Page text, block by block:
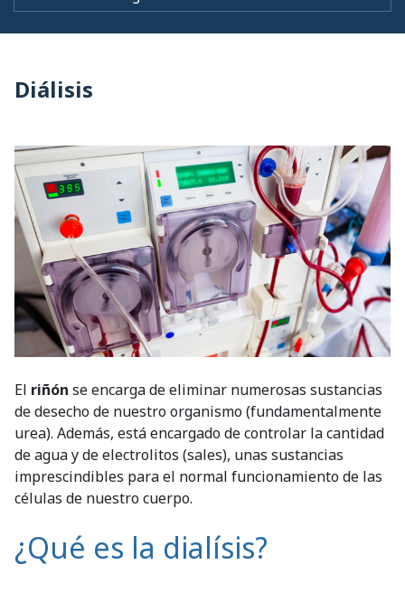
Diálisis
El riñón se encarga de eliminar numerosas sustancias
de desecho de nuestro organismo (fundamentalmente
urea). Además, está encargado de controlar la cantidad
de agua y de electrolitos (sales), unas sustancias
imprescindibles para el normal funcionamiento de las
células de nuestro cuerpo.
¿Qué es la dialísis?